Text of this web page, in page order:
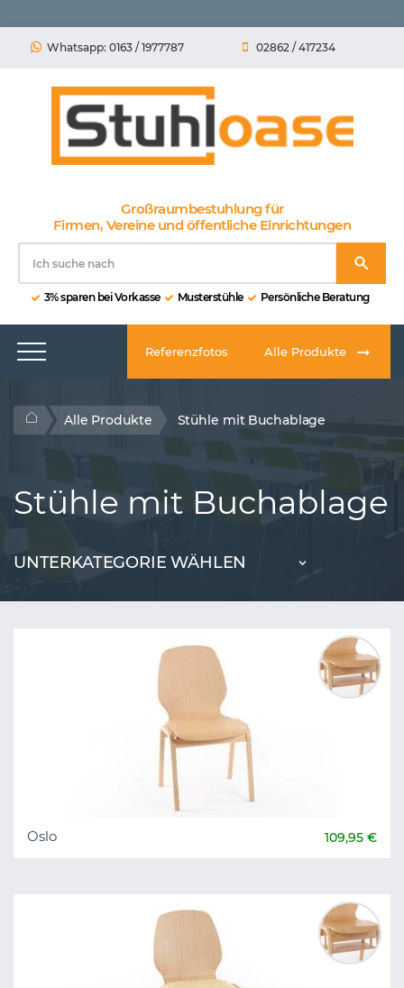
Whatsapp: 0163 / 1977787 02862 / 417234
Großraumbestuhlung für
Firmen, Vereine und öffentliche Einrichtungen
3% sparen bei Vorkasse Musterstühle Persönliche Beratung
Referenzfotos Alle Produkte
Alle Produkte Stühle mit Buchablage
Stühle mit Buchablage
UNTERKATEGORIE WÄHLEN
Oslo 109,95 €